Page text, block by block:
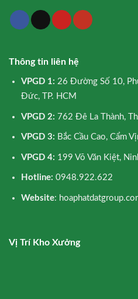
Thông tin liên hệ
VPGD 1: 26 Đường Số 10,
Đức, TP. HCM
VPGD 2: 762 Đê La Thành,
VPGD 3: Bắc Cầu Cao, Cẩm
VPGD 4: 199 Võ Văn Kiệt,
Hotline: 0948.922.622
Website:
Vị Trí Kho Xưởng